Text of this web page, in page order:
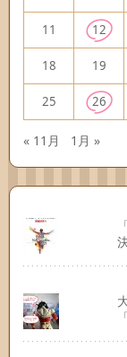
11 12
18 19
25 26
« 11月 1月 »